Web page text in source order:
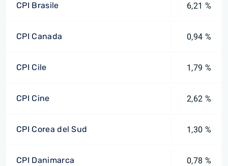
CPI Brasile 6,21 %
CPI Canada 0,94 %
CPI Cile 1,79 %
CPI Cine 2,62 %
CPI Corea del Sud 1,30 %
CPI Danimarca 0,78 %